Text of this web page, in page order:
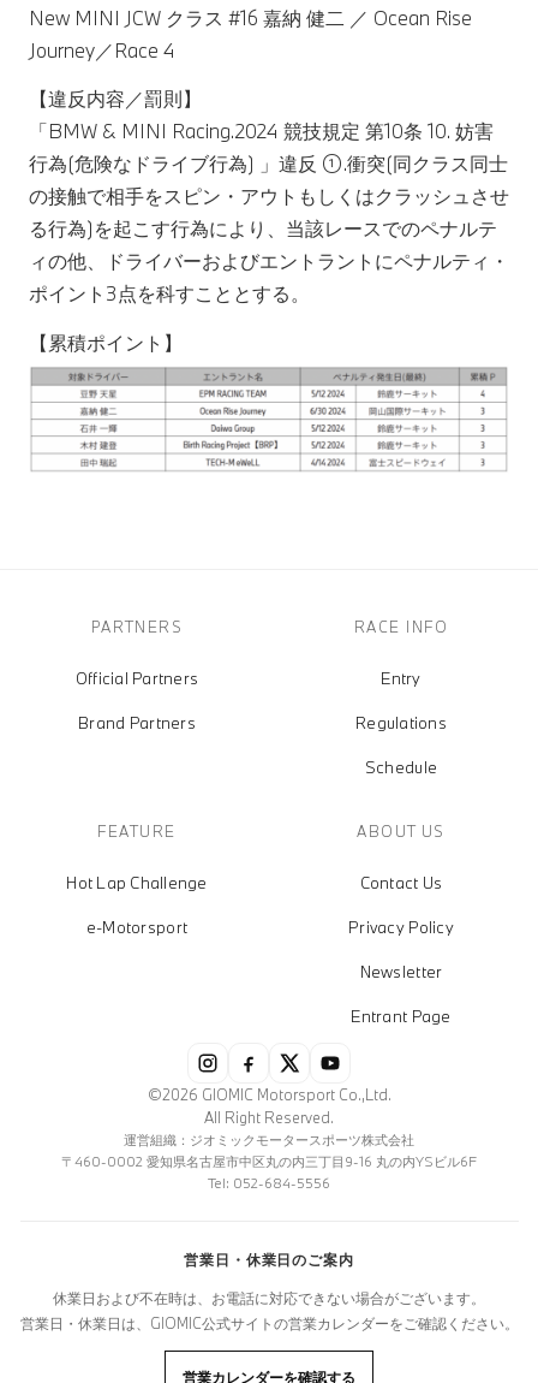
New MINI JCW クラス #16 嘉納 健二 ／ Ocean Rise
Journey／Race 4
【違反内容／罰則】
「BMW & MINI Racing.2024 競技規定 第10条 10. 妨害
行為(危険なドライブ行為) 」違反 ①.衝突(同クラス同士
の接触で相手をスピン・アウトもしくはクラッシュさせ
る行為)を起こす行為により、当該レースでのペナルテ
ィの他、ドライバーおよびエントラントにペナルティ・
ポイント3点を科すこととする。
【累積ポイント】
PARTNERS
Official Partners
Brand Partners
RACE INFO
Entry
Regulations
Schedule
FEATURE
Hot Lap Challenge
e-Motorsport
ABOUT US
Contact Us
Privacy Policy
Newsletter
Entrant Page
©2026 GIOMIC Motorsport Co.,Ltd.
All Right Reserved.
運営組織：ジオミックモータースポーツ株式会社
〒460-0002 愛知県名古屋市中区丸の内三丁目9-16 丸の内YSビル6F
Tel: 052-684-5556
営業日・休業日のご案内
休業日および不在時は、お電話に対応できない場合がございます。
営業日・休業日は、GIOMIC公式サイトの営業カレンダーをご確認ください。
営業カレンダーを確認する